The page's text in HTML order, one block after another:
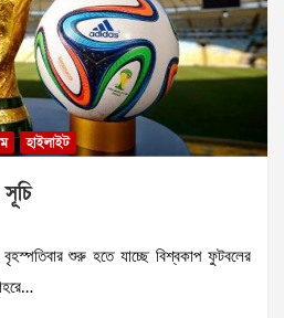
হাইলাইট
বৃহস্পতিবার শুরু হতে যাচ্ছে বিশ্বকাপ ফুটবলের